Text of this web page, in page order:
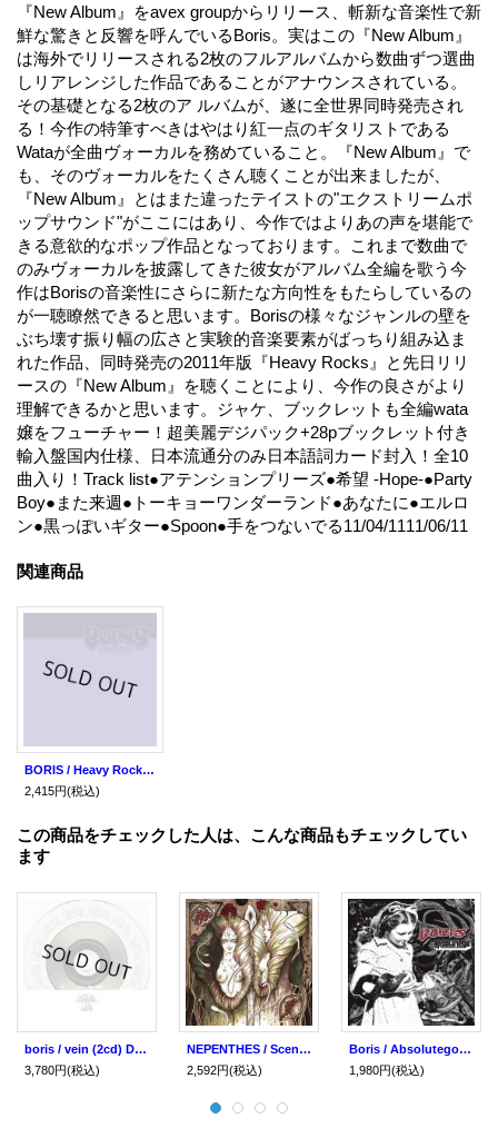
『New Album』をavex groupからリリース、斬新な音楽性で新
鮮な驚きと反響を呼んでいるBoris。実はこの『New Album』
は海外でリリースされる2枚のフルアルバムから数曲ずつ選曲
しリアレンジした作品であることがアナウンスされている。
その基礎となる2枚のア ルバムが、遂に全世界同時発売され
る！今作の特筆すべきはやはり紅一点のギタリストである
Wataが全曲ヴォーカルを務めていること。『New Album』で
も、そのヴォーカルをたくさん聴くことが出来ましたが、
『New Album』とはまた違ったテイストの"エクストリームポ
ップサウンド"がここにはあり、今作ではよりあの声を堪能で
きる意欲的なポップ作品となっております。これまで数曲で
のみヴォーカルを披露してきた彼女がアルバム全編を歌う今
作はBorisの音楽性にさらに新たな方向性をもたらしているの
が一聴瞭然できると思います。Borisの様々なジャンルの壁を
ぶち壊す振り幅の広さと実験的音楽要素がばっちり組み込ま
れた作品、同時発売の2011年版『Heavy Rocks』と先日リリ
ースの『New Album』を聴くことにより、今作の良さがより
理解できるかと思います。ジャケ、ブックレットも全編wata
嬢をフューチャー！超美麗デジパック+28pブックレット付き
輸入盤国内仕様、日本流通分のみ日本語詞カード封入！全10
曲入り！Track list●アテンションプリーズ●希望 -Hope-●Party
Boy●また来週●トーキョーワンダーランド●あなたに●エルロ
ン●黒っぽいギター●Spoon●手をつないでる11/04/1111/06/11
関連商品
BORIS / Heavy Rocks (cd) Daymare
2,415円(税込)
この商品をチェックした人は、こんな商品もチェックしてい
ます
boris / vein (2cd) Daymare
3,780円(税込)
NEPENTHES / Scent (cd) Daymare
2,592円(税込)
Boris / Absolutego (cd) fangsanalsatan
1,980円(税込)